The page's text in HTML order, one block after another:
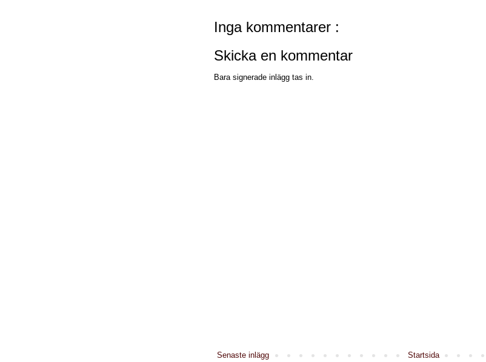
Inga kommentarer :
Skicka en kommentar
Bara signerade inlägg tas in.
Senaste inlägg Startsida